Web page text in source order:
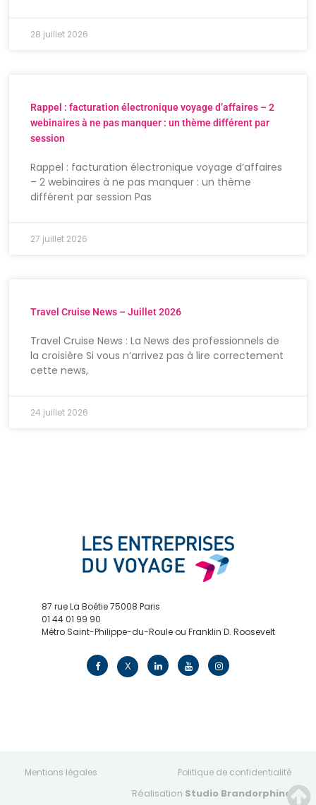
28 juillet 2026
Rappel : facturation électronique voyage d’affaires – 2
webinaires à ne pas manquer : un thème différent par
session
Rappel : facturation électronique voyage d’affaires
– 2 webinaires à ne pas manquer : un thème
différent par session Pas
27 juillet 2026
Travel Cruise News – Juillet 2026
Travel Cruise News : La News des professionnels de
la croisière Si vous n’arrivez pas à lire correctement
cette news,
24 juillet 2026
87 rue La Boétie 75008 Paris
01 44 01 99 90
Métro Saint-Philippe-du-Roule ou Franklin D. Roosevelt
X
Mentions légales Politique de confidentialité
Réalisation Studio Brandorphine